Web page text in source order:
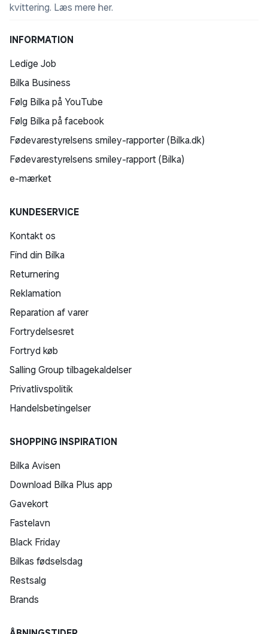
kvittering. Læs mere her.
INFORMATION
Ledige Job
Bilka Business
Følg Bilka på YouTube
Følg Bilka på facebook
Fødevarestyrelsens smiley-rapporter (Bilka.dk)
Fødevarestyrelsens smiley-rapport (Bilka)
e-mærket
KUNDESERVICE
Kontakt os
Find din Bilka
Returnering
Reklamation
Reparation af varer
Fortrydelsesret
Fortryd køb
Salling Group tilbagekaldelser
Privatlivspolitik
Handelsbetingelser
SHOPPING INSPIRATION
Bilka Avisen
Download Bilka Plus app
Gavekort
Fastelavn
Black Friday
Bilkas fødselsdag
Restsalg
Brands